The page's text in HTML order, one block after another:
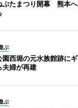
ぷたまつり開幕 熊本
ぶ
園西堀の元水族館跡に
夫婦が再建
ぶ